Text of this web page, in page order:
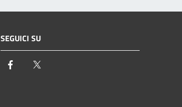
SEGUICI SU
Facebook